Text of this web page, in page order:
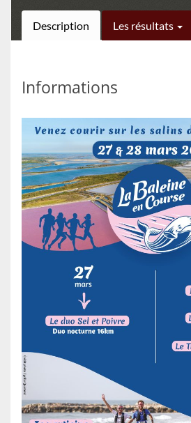
Description Les résultats
Informations